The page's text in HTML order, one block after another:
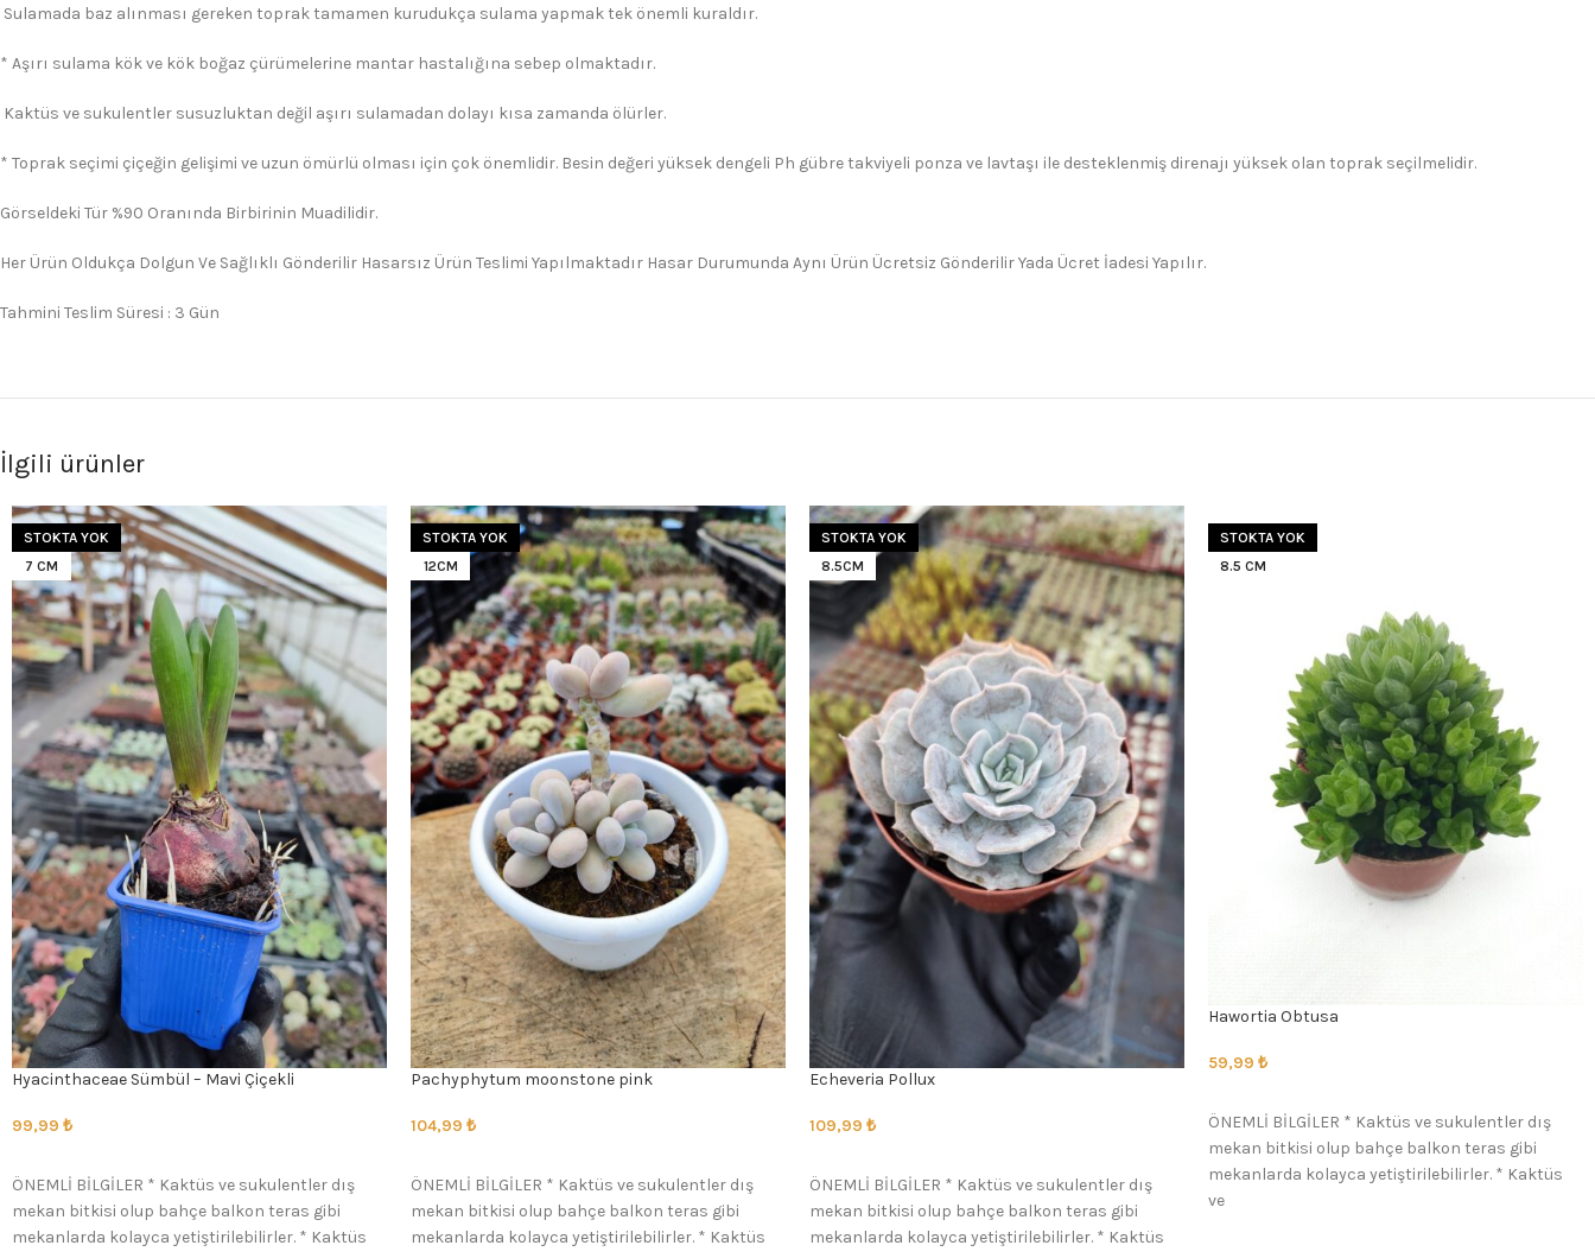
Sulamada baz alınması gereken toprak tamamen kurudukça sulama yapmak tek önemli kuraldır.
* Aşırı sulama kök ve kök boğaz çürümelerine mantar hastalığına sebep olmaktadır.
Kaktüs ve sukulentler susuzluktan değil aşırı sulamadan dolayı kısa zamanda ölürler.
* Toprak seçimi çiçeğin gelişimi ve uzun ömürlü olması için çok önemlidir. Besin değeri yüksek dengeli Ph gübre takviyeli ponza ve lavtaşı ile desteklenmiş direnajı yüksek olan toprak seçilmelidir.
Görseldeki Tür %90 Oranında Birbirinin Muadilidir.
Her Ürün Oldukça Dolgun Ve Sağlıklı Gönderilir Hasarsız Ürün Teslimi Yapılmaktadır Hasar Durumunda Aynı Ürün Ücretsiz Gönderilir Yada Ücret İadesi Yapılır.
Tahmini Teslim Süresi : 3 Gün
İlgili ürünler
STOKTA YOK
7 CM
Hyacinthaceae Sümbül – Mavi Çiçekli
99,99 ₺
ÖNEMLİ BİLGİLER * Kaktüs ve sukulentler dış
mekan bitkisi olup bahçe balkon teras gibi
mekanlarda kolayca yetiştirilebilirler. * Kaktüs
STOKTA YOK
12CM
Pachyphytum moonstone pink
104,99 ₺
ÖNEMLİ BİLGİLER * Kaktüs ve sukulentler dış
mekan bitkisi olup bahçe balkon teras gibi
mekanlarda kolayca yetiştirilebilirler. * Kaktüs
STOKTA YOK
8.5CM
Echeveria Pollux
109,99 ₺
ÖNEMLİ BİLGİLER * Kaktüs ve sukulentler dış
mekan bitkisi olup bahçe balkon teras gibi
mekanlarda kolayca yetiştirilebilirler. * Kaktüs
STOKTA YOK
8.5 CM
Hawortia Obtusa
59,99 ₺
ÖNEMLİ BİLGİLER * Kaktüs ve sukulentler dış
mekan bitkisi olup bahçe balkon teras gibi
mekanlarda kolayca yetiştirilebilirler. * Kaktüs
ve